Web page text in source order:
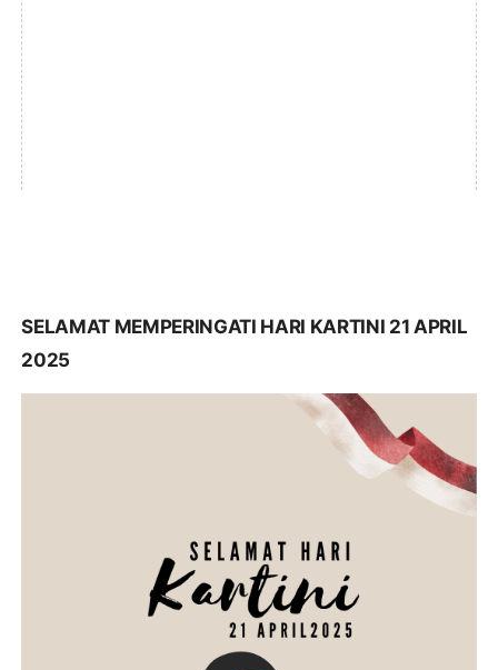
SELAMAT MEMPERINGATI HARI KARTINI 21 APRIL
2025